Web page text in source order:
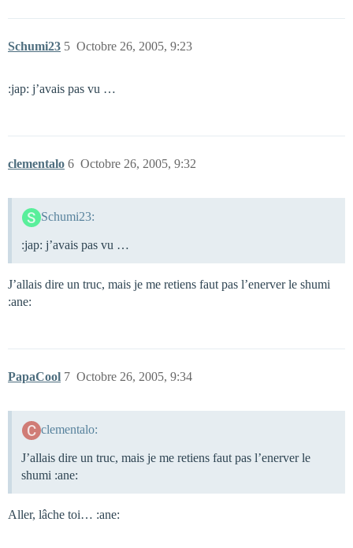
Schumi23 Octobre 26, 2005, 9:23
5
:jap: j’avais pas vu …
clementalo Octobre 26, 2005, 9:32
6
Schumi23:
:jap: j’avais pas vu …
J’allais dire un truc, mais je me retiens faut pas l’enerver le shumi
:ane:
PapaCool Octobre 26, 2005, 9:34
7
clementalo:
J’allais dire un truc, mais je me retiens faut pas l’enerver le
shumi :ane:
Aller, lâche toi… :ane: